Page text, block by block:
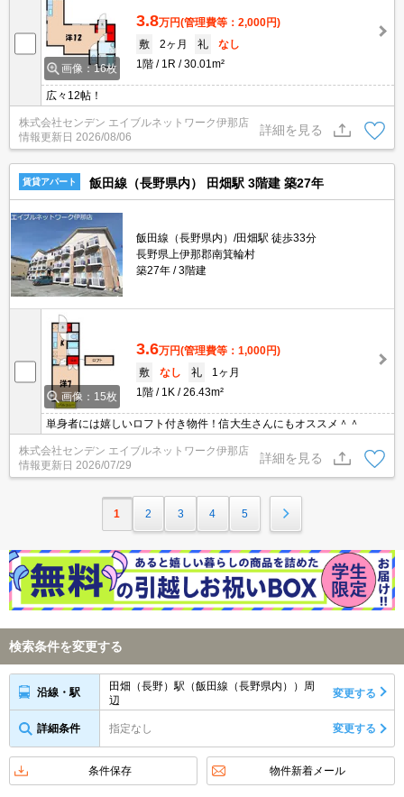
画像：16枚
3.8万円(管理費等：2,000円)
敷
2ヶ月 礼
なし
1階
1R 30.01m²
広々12帖！
株式会社センデン エイブルネットワーク伊那店
情報更新日 2026/08/06
詳細を見る
賃貸アパート 飯田線（長野県内） 田畑駅 3階建 築27年
飯田線（長野県内）/田畑駅 徒歩33分
長野県上伊那郡南箕輪村
築27年
3階建
画像：15枚
3.6万円(管理費等：1,000円)
敷
なし 礼
1ヶ月
1階
1K 26.43m²
単身者には嬉しいロフト付き物件！信大生さんにもオススメ＾＾
株式会社センデン エイブルネットワーク伊那店
情報更新日 2026/07/29
詳細を見る
1 2 3 4 5
検索条件を変更する
沿線・駅
田畑（長野）駅（飯田線（長野県内））周
辺
変更する
詳細条件 指定なし 変更する
条件保存 物件新着メール